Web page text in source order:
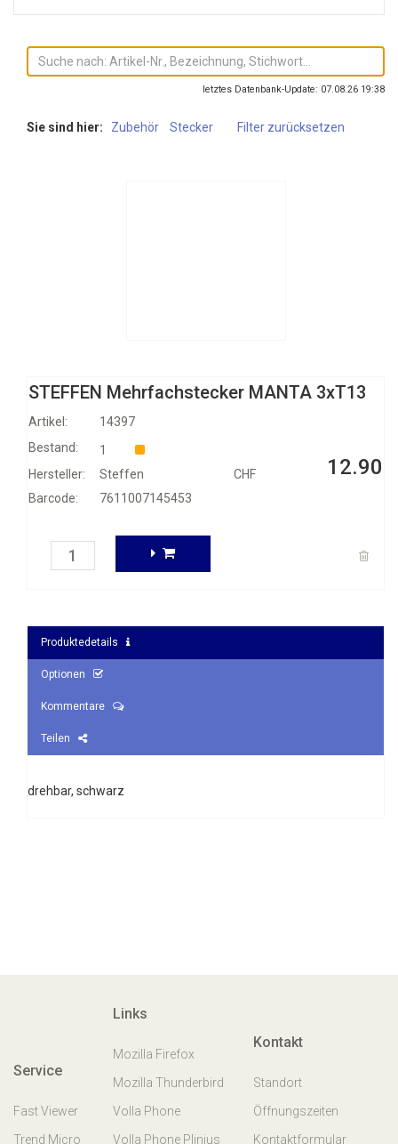
letztes Datenbank-Update: 07.08.26 19:38
Sie sind hier: Zubehör Stecker Filter zurücksetzen
STEFFEN Mehrfachstecker MANTA 3xT13
Artikel: 14397
CHF 12.90
Bestand:
1
Hersteller:
Steffen
Barcode:
7611007145453
Produktedetails
Optionen
Kommentare
Teilen
drehbar, schwarz
Service
Fast Viewer
Trend Micro
Links
Mozilla Firefox
Mozilla Thunderbird
Volla Phone
Volla Phone Plinius
Kontakt
Standort
Öffnungszeiten
Kontaktformular